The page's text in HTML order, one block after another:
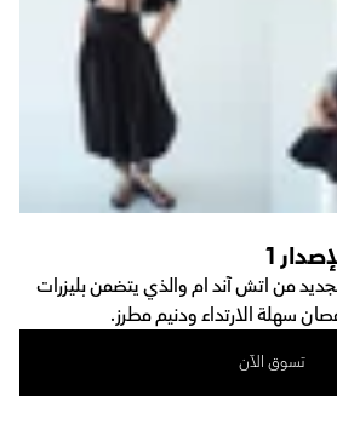
من اتش آند ام والذي يتضمن بليزرات
سهلة الارتداء ودنيم مطرز.
تسوق الآن